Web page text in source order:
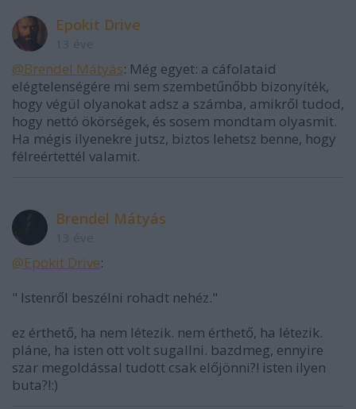
Epokit Drive
@Brendel Mátyás: Még egyet: a cáfolataid
elégtelenségére mi sem szembetűnőbb bizonyíték,
hogy végül olyanokat adsz a számba, amikről tudod,
hogy nettó ökörségek, és sosem mondtam olyasmit.
Ha mégis ilyenekre jutsz, biztos lehetsz benne, hogy
félreértettél valamit.
Brendel Mátyás
@Epokit Drive:
" Istenről beszélni rohadt nehéz."
ez érthető, ha nem létezik. nem érthető, ha létezik.
pláne, ha isten ott volt sugallni. bazdmeg, ennyire
szar megoldással tudott csak előjönni?! isten ilyen
buta?!:)